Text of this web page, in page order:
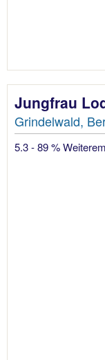
Jungfrau
Grindelwald,
5.3 - 89 %